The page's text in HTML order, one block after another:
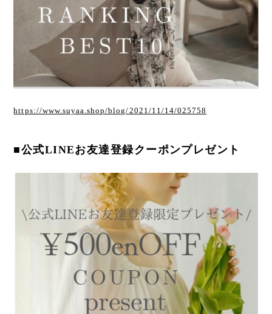
https://www.suyaa.shop/blog/2021/11/14/025758
■公式LINEお友達登録クーポンプレゼント